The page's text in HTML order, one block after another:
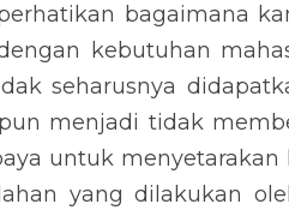
bagaimana
kebutuhan
seharusnya
menjadi tidak
untuk
yang dilakukan